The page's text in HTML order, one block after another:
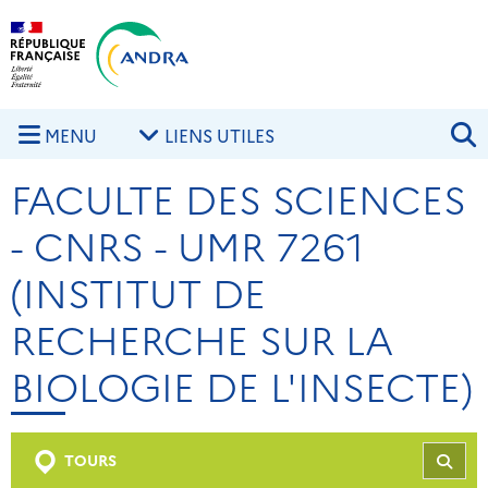
Aller au contenu principal
MENU LIENS UTILES
FACULTE DES SCIENCES
- CNRS - UMR 7261
(INSTITUT DE
RECHERCHE SUR LA
BIOLOGIE DE L'INSECTE)
TOURS